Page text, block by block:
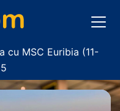
cu MSC Euribia (11-